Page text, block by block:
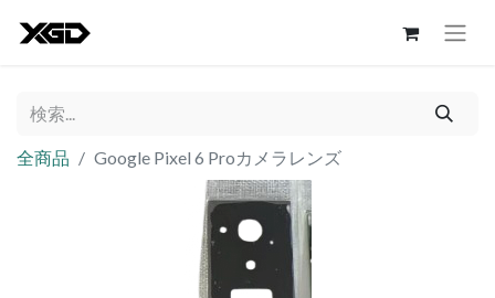
全商品 Google Pixel 6 Proカメラレンズ